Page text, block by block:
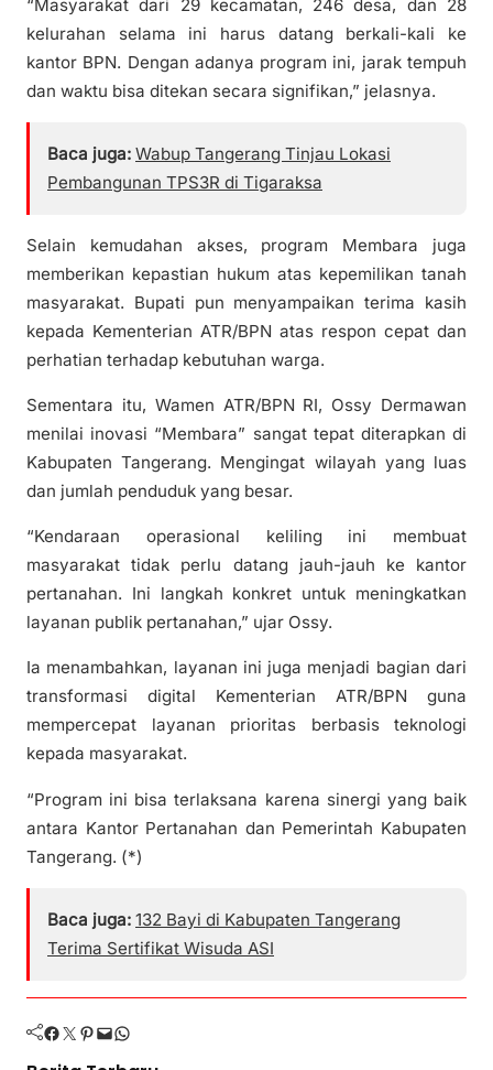
“Masyarakat dari 29 kecamatan, 246 desa, dan 28
kelurahan selama ini harus datang berkali-kali ke
kantor BPN. Dengan adanya program ini, jarak tempuh
dan waktu bisa ditekan secara signifikan,” jelasnya.
Baca juga: Wabup Tangerang Tinjau Lokasi
Pembangunan TPS3R di Tigaraksa
Selain kemudahan akses, program Membara juga
memberikan kepastian hukum atas kepemilikan tanah
masyarakat. Bupati pun menyampaikan terima kasih
kepada Kementerian ATR/BPN atas respon cepat dan
perhatian terhadap kebutuhan warga.
Sementara itu, Wamen ATR/BPN RI, Ossy Dermawan
menilai inovasi “Membara” sangat tepat diterapkan di
Kabupaten Tangerang. Mengingat wilayah yang luas
dan jumlah penduduk yang besar.
“Kendaraan operasional keliling ini membuat
masyarakat tidak perlu datang jauh-jauh ke kantor
pertanahan. Ini langkah konkret untuk meningkatkan
layanan publik pertanahan,” ujar Ossy.
Ia menambahkan, layanan ini juga menjadi bagian dari
transformasi digital Kementerian ATR/BPN guna
mempercepat layanan prioritas berbasis teknologi
kepada masyarakat.
“Program ini bisa terlaksana karena sinergi yang baik
antara Kantor Pertanahan dan Pemerintah Kabupaten
Tangerang. (*)
Baca juga: 132 Bayi di Kabupaten Tangerang
Terima Sertifikat Wisuda ASI
Facebook Twitter Pinterest Mail WhatsApp